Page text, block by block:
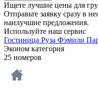
Ищете лучшие цены для
Отправьте заявку сразу в
наилучшие предложения.
Используйте наш сервис
Гостиница Рyза Фэмили
Эконом категория
25 номеров